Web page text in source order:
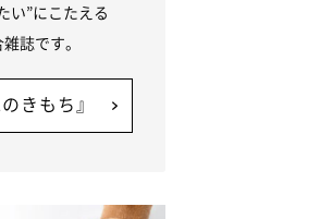
い”にこたえる
誌です。
きもち』